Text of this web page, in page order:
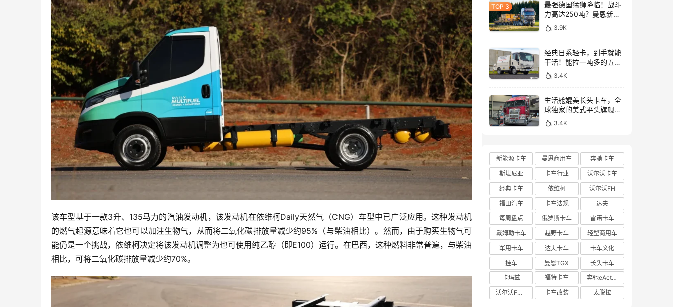
该车型基于一款3升、135马力的汽油发动机，该发动机在依维柯Daily天然气（CNG）车型中已广泛应用。这种发动机
的燃气起源意味着它也可以加注生物气，从而将二氧化碳排放量减少约95%（与柴油相比）。然而，由于购买生物气可
能仍是一个挑战，依维柯决定将该发动机调整为也可使用纯乙醇（即E100）运行。在巴西，这种燃料非常普遍，与柴油
相比，可将二氧化碳排放量减少约70%。
最强德国猛狮降临！战斗
力高达250吨？曼恩新款
TGX大件牵引车深入解析
3.9K
经典日系轻卡，到手就能
干活！能拉一吨多的五十
铃NLR工作车实拍
3.4K
生活舱媲美长头卡车，全
球独家的美式平头旗舰！
亮相布里斯班卡车展的肯
沃斯K220牵引车实拍
3.4K
新能源卡车 曼恩商用车
奔驰卡车
斯堪尼亚
卡车行业
沃尔沃卡车
经典卡车
依维柯
沃尔沃FH
福田汽车
卡车法规
达夫
每周盘点
俄罗斯卡车
雷诺卡车
戴姆勒卡车
越野卡车
轻型商用车
军用卡车
达夫卡车
卡车文化
挂车
曼恩TGX
长头卡车
卡玛兹
福特卡车
奔驰eActros 600
沃尔沃FH Aero
卡车改装 太脱拉